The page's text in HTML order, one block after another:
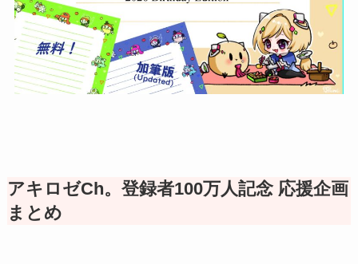
アキロゼCh。登録者100万人記念 応援企画
まとめ